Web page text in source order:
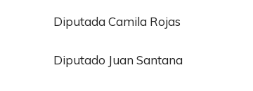
Diputada Camila Rojas
Diputado Juan Santana